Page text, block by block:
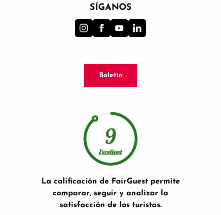
SÍGANOS
Boletín
La calificación de FairGuest permite
comparar, seguir y analizar la
satisfacción de los turistas.